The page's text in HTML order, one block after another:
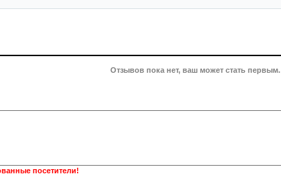
Отзывов пока нет, ваш может стать первым.
посетители!